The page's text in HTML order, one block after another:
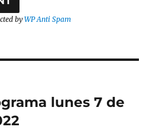
byWP Anti Spam
lunes 7 de